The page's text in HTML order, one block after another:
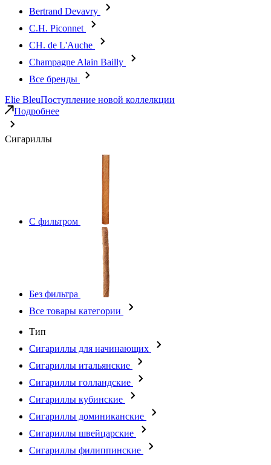
Bertrand Devavry
C.H. Piconnet
CH. de L'Auche
Champagne Alain Bailly
Все бренды
Elie BleuПоступление новой коллелкции
Подробнее
Сигариллы
С фильтром
Без фильтра
Все товары категории
Тип
Сигариллы для начинающих
Сигариллы итальянские
Сигариллы голландские
Сигариллы кубинские
Сигариллы доминиканские
Сигариллы швейцарские
Сигариллы филиппинские